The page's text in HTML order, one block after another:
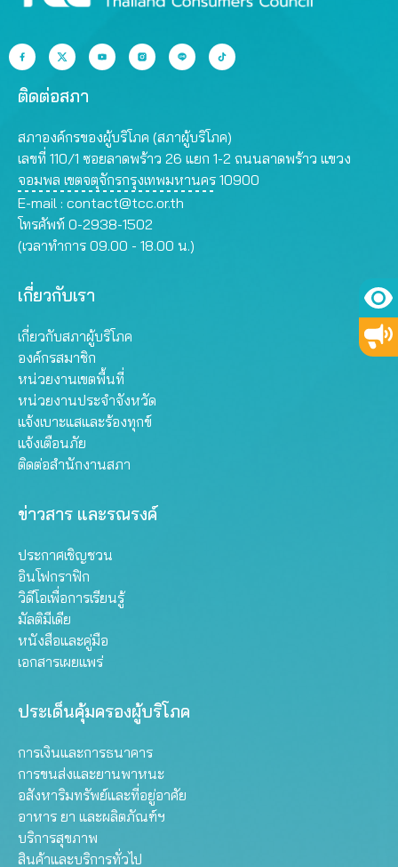
ติดต่อสภา
สภาองค์กรของผู้บริโภค (สภาผู้บริโภค)
เลขที่ 110/1 ซอยลาดพร้าว 26 แยก 1-2 ถนนลาดพร้าว แขวง
จอมพล เขตจตุจักรกรุงเทพมหานคร 10900
E-mail : contact@tcc.or.th
โทรศัพท์ 0-2938-1502
(เวลาทำการ 09.00 - 18.00 น.)
เกี่ยวกับเรา
เกี่ยวกับสภาผู้บริโภค
องค์กรสมาชิก
หน่วยงานเขตพื้นที่
หน่วยงานประจำจังหวัด
แจ้งเบาะแสและร้องทุกข์
แจ้งเตือนภัย
ติดต่อสำนักงานสภา
ข่าวสาร และรณรงค์
ประกาศเชิญชวน
อินโฟกราฟิก
วิดีโอเพื่อการเรียนรู้
มัลติมีเดีย
หนังสือและคู่มือ
เอกสารเผยแพร่
ประเด็นคุ้มครองผู้บริโภค
การเงินและการธนาคาร
การขนส่งและยานพาหนะ
อสังหาริมทรัพย์และที่อยู่อาศัย
อาหาร ยา และผลิตภัณฑ์ฯ
บริการสุขภาพ
สินค้าและบริการทั่วไป